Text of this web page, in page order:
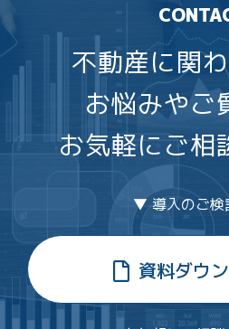
不動産に関
お悩みやご
お気軽にご相
▼ 導入のご
資料ダウ